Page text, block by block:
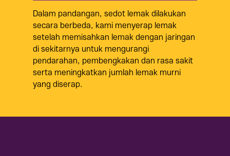
Dalam pandangan, sedot lemak dilakukan
secara berbeda, kami menyerap lemak
setelah memisahkan lemak dengan jaringan
di sekitarnya untuk mengurangi
pendarahan, pembengkakan dan rasa sakit
serta meningkatkan jumlah lemak murni
yang diserap.